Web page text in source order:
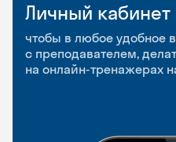
Личный кабинет
чтобы в любое удобное
с преподавателем,
на онлайн-тренажерах
Мобильное
приложение
чтобы заниматься и
и когда удобно
Разговорные
и Talks
Групповые занятия для
и индивидуальные